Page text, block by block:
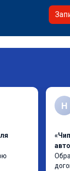
Н